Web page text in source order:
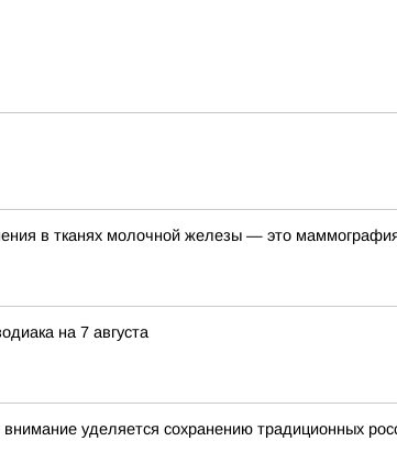
в тканях молочной железы — это
на 7 августа
уделяется сохранению традиционных